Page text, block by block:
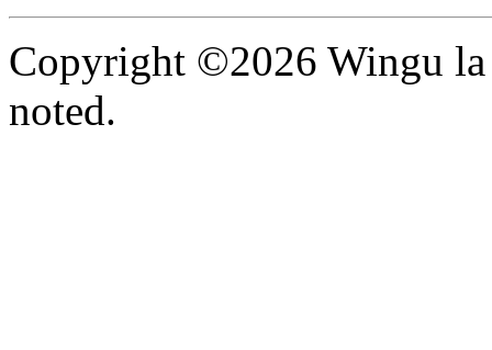
Copyright ©2026 Wingu la
noted.